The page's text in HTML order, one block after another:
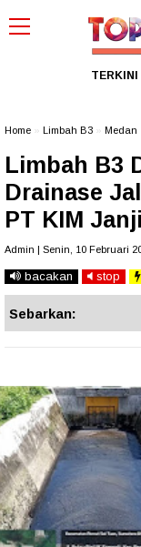
TERKINI
Home Limbah B3 Medan
Limbah B3
Drainase
PT KIM
Admin | Senin, 10 Februari
bacakan stop
Sebarkan: